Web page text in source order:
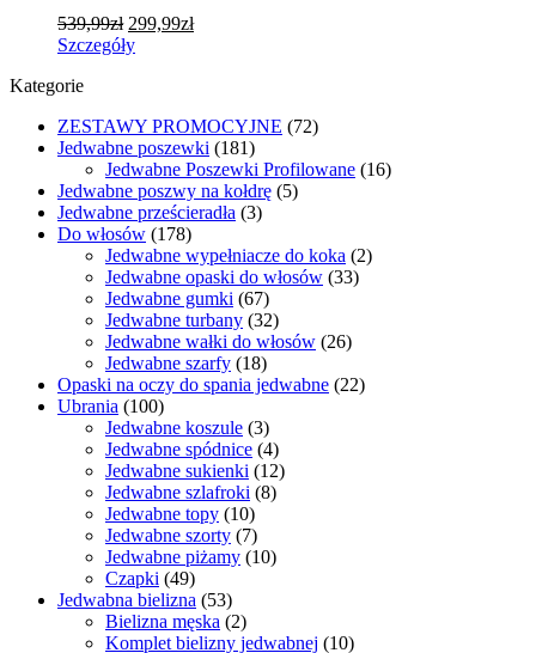
wybrać
na
539,99zł Pierwotna
cena
299,99złAktualna
SzczegółyTen
wariantów.
Opcje
można
wybrać
na
stronie
produktu
Kategorie
ZESTAWY PROMOCYJNE (72)
Jedwabne poszewki (181)
Jedwabne Poszewki Profilowane (16)
Jedwabne poszwy na kołdrę (5)
Jedwabne prześcieradła (3)
Do włosów (178)
Jedwabne wypełniacze do koka (2)
Jedwabne opaski do włosów (33)
Jedwabne gumki (67)
Jedwabne turbany (32)
Jedwabne wałki do włosów (26)
Jedwabne szarfy (18)
Opaski na oczy do spania jedwabne (22)
Ubrania (100)
Jedwabne koszule (3)
Jedwabne spódnice (4)
Jedwabne sukienki (12)
Jedwabne szlafroki (8)
Jedwabne topy (10)
Jedwabne szorty (7)
Jedwabne piżamy (10)
Czapki (49)
Jedwabna bielizna (53)
Bielizna męska (2)
Komplet bielizny jedwabnej (10)